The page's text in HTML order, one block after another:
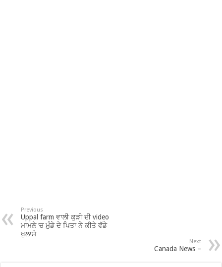
Previous
Uppal farm ਵਾਲੀ ਕੁੜੀ ਦੀ video
ਮਾਮਲੇ ‘ਚ ਮੁੰਡੇ ਦੇ ਪਿਤਾ ਨੇ ਕੀਤੇ ਵੱਡੇ
ਖੁਲਾਸੇ
Next
Canada News –